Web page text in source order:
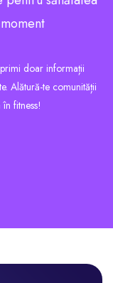
doar informații
Alătură-te comunității
fitness!